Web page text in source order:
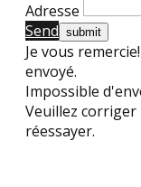
Adresse
Send​
Je vous
envoyé.
Impossible
Veuillez
réessayer.